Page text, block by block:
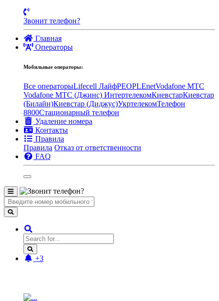
Звонит телефон?
Главная
Операторы
Мобильные операторы:
Все операторыLifecell ЛайфPEOPLEnetVodafone MTC
Vodafone МТС (Джинс) ИнтертелекомКиевстарКиевстар
(Билайн)Киевстар (Диджус)УкртелекомТелефон
8800Стационарный телефон
Удаление номера
Контакты
Правила
Правила Отказ от ответственности
FAQ
+3